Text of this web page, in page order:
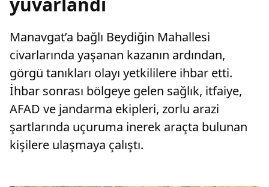
Manavgat’a bağlı Beydiğin Mahallesi
civarlarında yaşanan kazanın ardından,
görgü tanıkları olayı yetkililere ihbar etti.
İhbar sonrası bölgeye gelen sağlık, itfaiye,
AFAD ve jandarma ekipleri, zorlu arazi
şartlarında uçuruma inerek araçta bulunan
kişilere ulaşmaya çalıştı.